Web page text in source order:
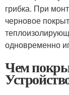
грибка. При
черновое
одновременно
Чем